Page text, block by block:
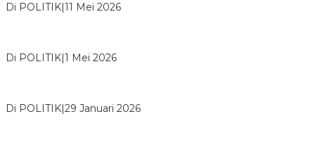
Di POLITIK|11 Mei 2026
Di POLITIK|1 Mei 2026
Di POLITIK|29 Januari 2026